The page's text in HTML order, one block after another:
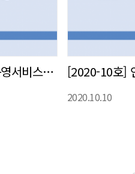
[2020-11호] 인천공항운영서비스㈜ 사내 소식지 발간
2020.10.10